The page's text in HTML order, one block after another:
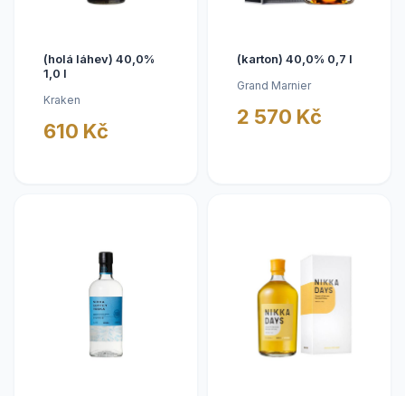
(holá láhev) 40,0%
1,0 l
Kraken
610 Kč
(karton) 40,0% 0,7 l
Grand Marnier
2 570 Kč